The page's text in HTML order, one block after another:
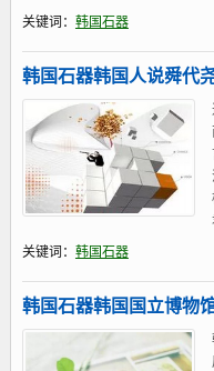
关键词： 韩国石器
韩国石器韩国人说舜代
关键词： 韩国石器
韩国石器韩国国立博物